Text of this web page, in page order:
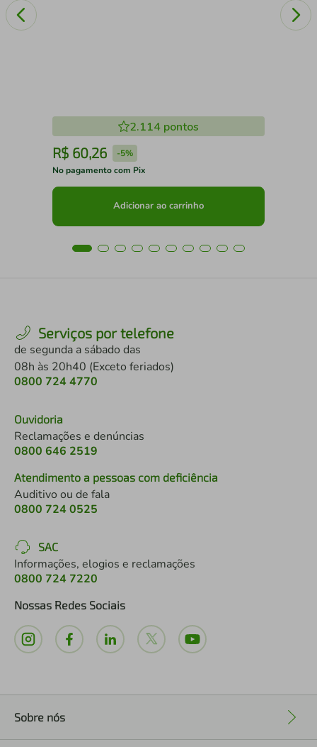
2.114 pontos
R$ 60,26 -5%
No pagamento com Pix
Adicionar ao carrinho
Serviços por telefone
de segunda a sábado das
08h às 20h40 (Exceto feriados)
0800 724 4770
Ouvidoria
Reclamações e denúncias
0800 646 2519
Atendimento a pessoas com deficiência
Auditivo ou de fala
0800 724 0525
SAC
Informações, elogios e reclamações
0800 724 7220
Nossas Redes Sociais
Sobre nós